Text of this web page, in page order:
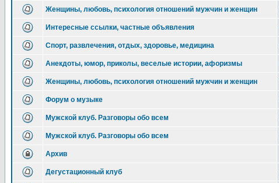
Женщины, любовь, психология отношений мужчин и женщин
Интересные ссылки, частные объявления
Спорт, развлечения, отдых, здоровье, медицина
Анекдоты, юмор, приколы, веселые истории, афоризмы
Женщины, любовь, психология отношений мужчин и женщин
Форум о музыке
Мужской клуб. Разговоры обо всем
Мужской клуб. Разговоры обо всем
Архив
Дегустационный клуб